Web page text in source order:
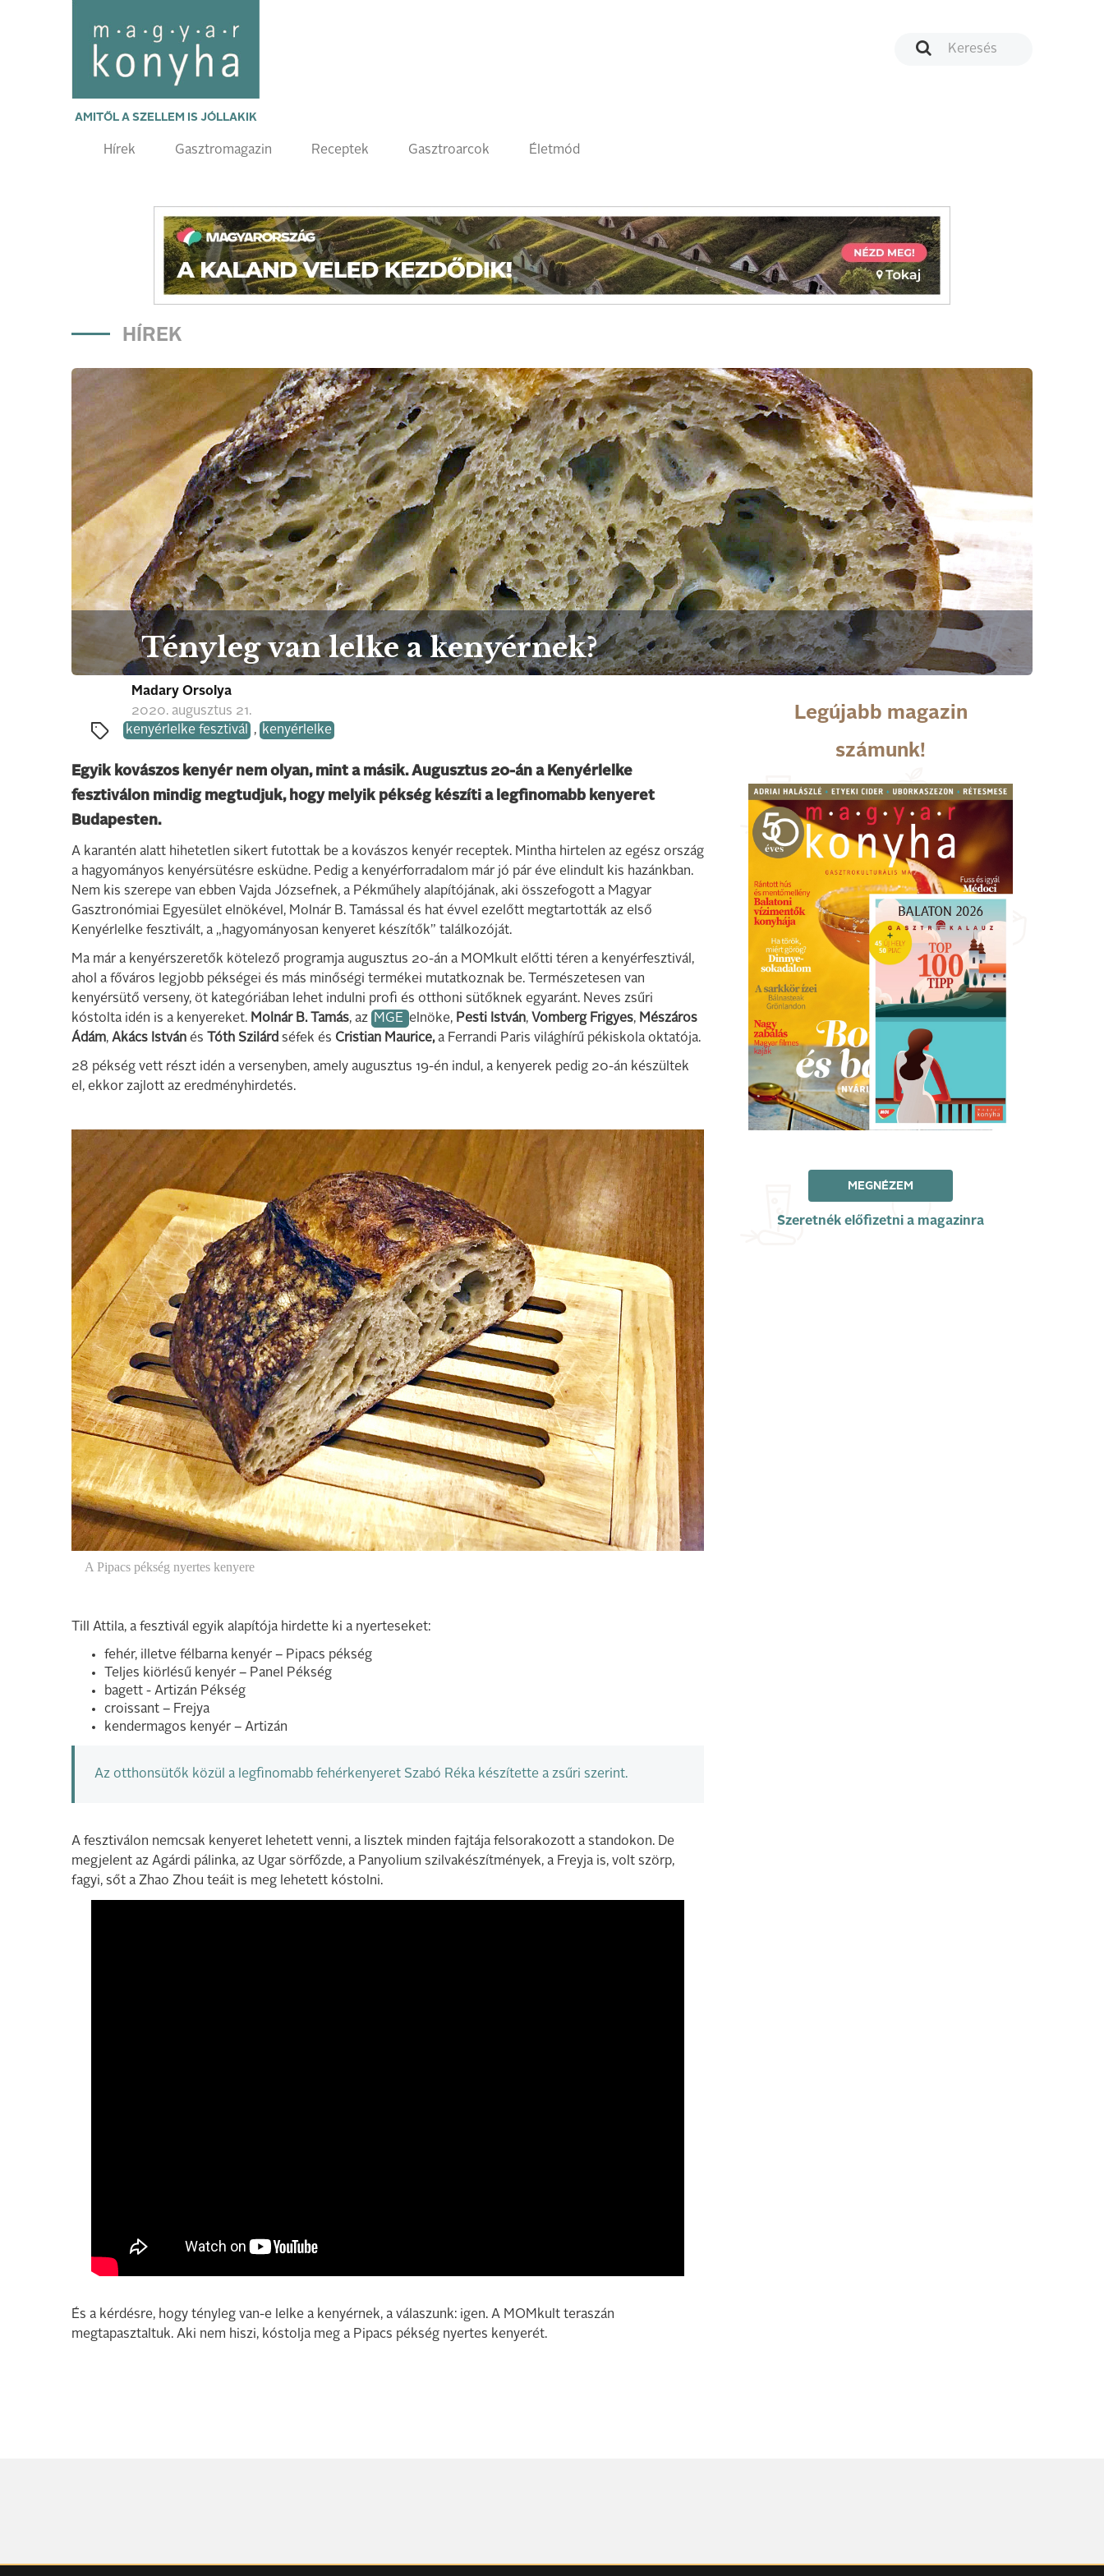
AMITŐL A SZELLEM IS JÓLLAKIK
Hírek Gasztromagazin Receptek Gasztroarcok Életmód
HÍREK
Tényleg van lelke a kenyérnek?
Madary Orsolya
2020. augusztus 21.
kenyérlelke fesztivál
, kenyérlelke
Egyik kovászos kenyér nem olyan, mint a másik. Augusztus 20-án a Kenyérlelke
fesztiválon mindig megtudjuk, hogy melyik pékség készíti a legfinomabb kenyeret
Budapesten.
A karantén alatt hihetetlen sikert futottak be a kovászos kenyér receptek. Mintha hirtelen az egész ország
a hagyományos kenyérsütésre esküdne. Pedig a kenyérforradalom már jó pár éve elindult kis hazánkban.
Nem kis szerepe van ebben Vajda Józsefnek, a Pékműhely alapítójának, aki összefogott a Magyar
Gasztronómiai Egyesület elnökével, Molnár B. Tamással és hat évvel ezelőtt megtartották az első
Kenyérlelke fesztivált, a „hagyományosan kenyeret készítők” találkozóját.
Ma már a kenyérszeretők kötelező programja augusztus 20-án a MOMkult előtti téren a kenyérfesztivál,
ahol a főváros legjobb pékségei és más minőségi termékei mutatkoznak be. Természetesen van
kenyérsütő verseny, öt kategóriában lehet indulni profi és otthoni sütőknek egyaránt. Neves zsűri
kóstolta idén is a kenyereket. Molnár B. Tamás, az MGE elnöke, Pesti István, Vomberg Frigyes, Mészáros
Ádám, Akács István és Tóth Szilárd séfek és Cristian Maurice,a Ferrandi Paris világhírű pékiskola oktatója.
28 pékség vett részt idén a versenyben, amely augusztus 19-én indul, a kenyerek pedig 20-án készültek
el, ekkor zajlott az eredményhirdetés.
A Pipacs pékség nyertes kenyere
Till Attila, a fesztivál egyik alapítója hirdette ki a nyerteseket:
fehér, illetve félbarna kenyér – Pipacs pékség
Teljes kiörlésű kenyér – Panel Pékség
bagett - Artizán Pékség
croissant – Frejya
kendermagos kenyér – Artizán
Az otthonsütők közül a legfinomabb fehérkenyeret Szabó Réka készítette a zsűri szerint.
A fesztiválon nemcsak kenyeret lehetett venni, a lisztek minden fajtája felsorakozott a standokon. De
megjelent az Agárdi pálinka, az Ugar sörfőzde, a Panyolium szilvakészítmények, a Freyja is, volt szörp,
fagyi, sőt a Zhao Zhou teáit is meg lehetett kóstolni.
És a kérdésre, hogy tényleg van-e lelke a kenyérnek, a válaszunk: igen. A MOMkult teraszán
megtapasztaltuk. Aki nem hiszi, kóstolja meg a Pipacs pékség nyertes kenyerét.
Legújabb magazin
számunk!
MEGNÉZEM
Szeretnék előfizetni a magazinra